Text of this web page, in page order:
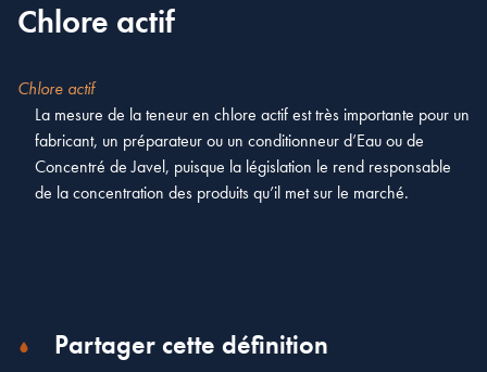
Chlore actif
Chlore actif
La mesure de la teneur en chlore actif est très importante pour un
fabricant, un préparateur ou un conditionneur d’Eau ou de
Concentré de Javel, puisque la législation le rend responsable
de la concentration des produits qu’il met sur le marché.
Partager cette définition